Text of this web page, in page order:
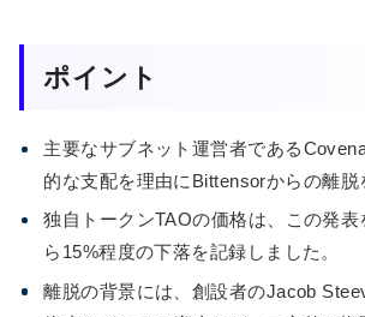
ポイント
主要なサブネット運営者である
的な支配を理由にBittensorからの離脱
独自トークンTAOの価格は、この発
ら15%程度の下落を記録しました。
離脱の背景には、創設者のJacob